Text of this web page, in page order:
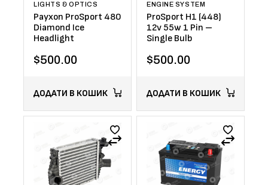
LIGHTS & OPTICS
Payxon ProSport 480
Diamond Ice
Headlight
$500.00
ДОДАТИ В КОШИК
ENGINE SYSTEM
ProSport H1 (448)
12v 55w 1 Pin –
Single Bulb
$500.00
ДОДАТИ В КОШИК